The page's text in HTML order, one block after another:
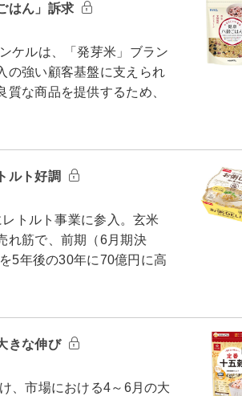
はん」訴求
ルは、「発芽米」ブラン
の強い顧客基盤に支えられ
な商品を提供するため、
ルト好調
トルト事業に参入。玄米
れ筋で、前期（6月期決
5年後の30年に70億円に高
きな伸び
市場における4～6月の大